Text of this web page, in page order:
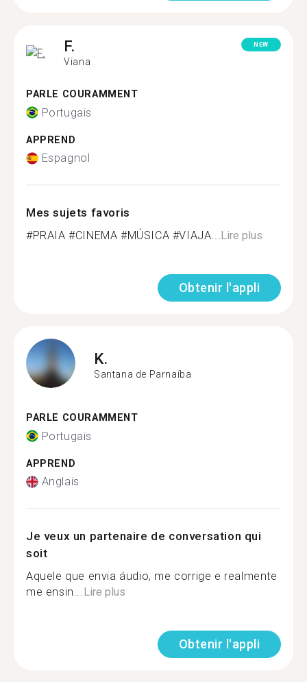
F.
Viana
NEW
PARLE COURAMMENT
Portugais
APPREND
Espagnol
Mes sujets favoris
#PRAIA #CINEMA #MÚSICA #VIAJA...Lire plus
Obtenir l'appli
K.
Santana de Parnaíba
PARLE COURAMMENT
Portugais
APPREND
Anglais
Je veux un partenaire de conversation qui
soit
Aquele que envia áudio, me corrige e realmente
me ensin...Lire plus
Obtenir l'appli